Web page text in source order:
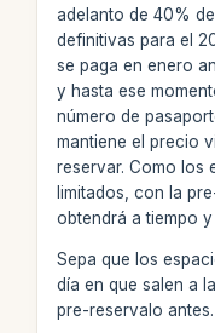
adelanto de 40%
definitivas para el
se paga en enero
y hasta ese
número de
mantiene el precio
reservar. Como los
limitados, con la
obtendrá a tiempo
Sepa que los
día en que salen a
pre-reservalo antes.